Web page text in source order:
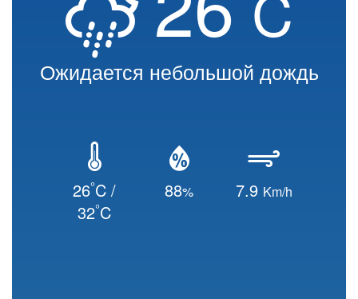
Ожидается небольшой дождь
26°C /
32°C
88% 7.9 Km/h